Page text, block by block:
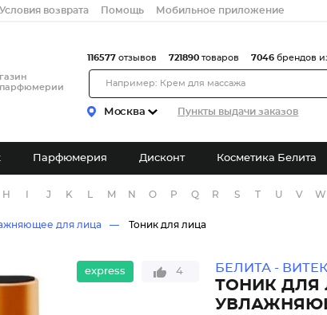
Условия возврата Помощь Мобильное приложение
парфюмерии
Москва Пункты выдачи заказов
116577 отзывов 721890 товаров 7046 брендов
Парфюмерия Дисконт Косметика Белита
H J K M N O P Q R S T U V W
для лица Тоник для лица
express 4 БЕЛИТА -
ТОНИК ДЛЯ